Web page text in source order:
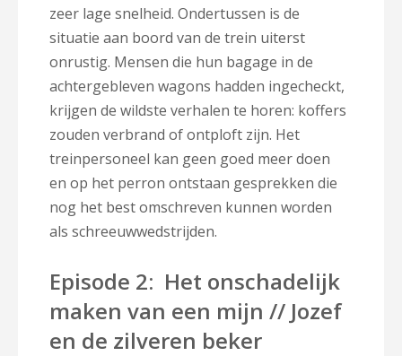
zeer lage snelheid. Ondertussen is de
situatie aan boord van de trein uiterst
onrustig. Mensen die hun bagage in de
achtergebleven wagons hadden ingecheckt,
krijgen de wildste verhalen te horen: koffers
zouden verbrand of ontploft zijn. Het
treinpersoneel kan geen goed meer doen
en op het perron ontstaan gesprekken die
nog het best omschreven kunnen worden
als schreeuwwedstrijden.
Episode 2: Het onschadelijk
maken van een mijn // Jozef
en de zilveren beker